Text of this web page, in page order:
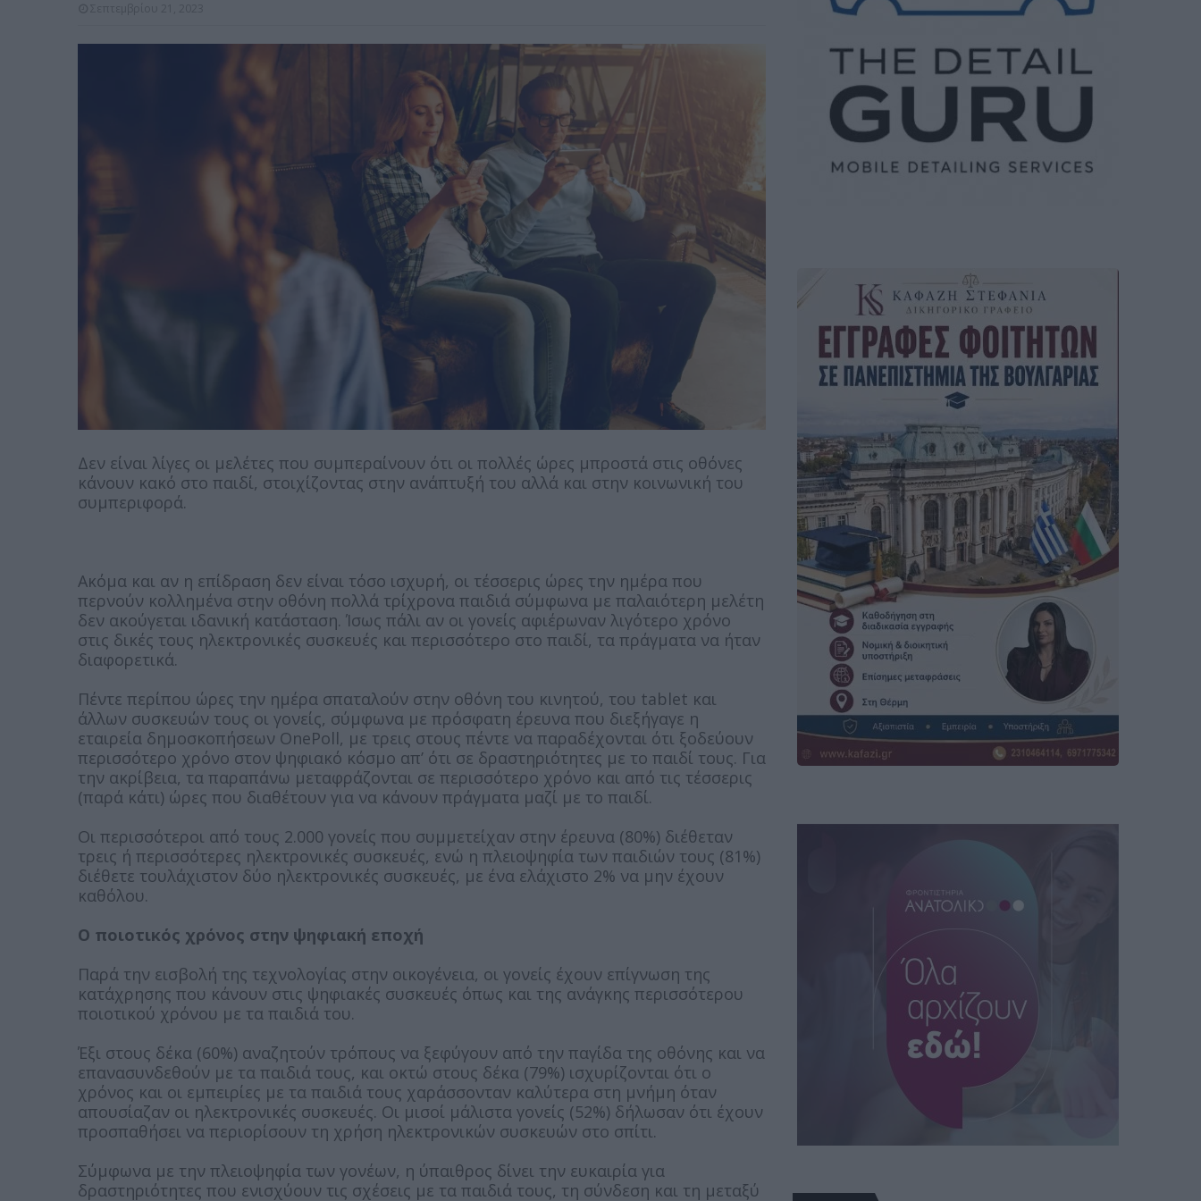
Δεν είναι λίγες οι μελέτες που συμπεραίνουν ότι οι πολλές ώρες μπροστά στις οθόνες
κάνουν κακό στο παιδί, στοιχίζοντας στην ανάπτυξή του αλλά και στην κοινωνική του
συμπεριφορά.
Ακόμα και αν η επίδραση δεν είναι τόσο ισχυρή, οι τέσσερις ώρες την ημέρα που
περνούν κολλημένα στην οθόνη πολλά τρίχρονα παιδιά σύμφωνα με παλαιότερη μελέτη
δεν ακούγεται ιδανική κατάσταση. Ίσως πάλι αν οι γονείς αφιέρωναν λιγότερο χρόνο
στις δικές τους ηλεκτρονικές συσκευές και περισσότερο στο παιδί, τα πράγματα να ήταν
διαφορετικά.
Πέντε περίπου ώρες την ημέρα σπαταλούν στην οθόνη του κινητού, του tablet και
άλλων συσκευών τους οι γονείς, σύμφωνα με πρόσφατη έρευνα που διεξήγαγε η
εταιρεία δημοσκοπήσεων OnePoll, με τρεις στους πέντε να παραδέχονται ότι ξοδεύουν
περισσότερο χρόνο στον ψηφιακό κόσμο απ’ ότι σε δραστηριότητες με το παιδί τους. Για
την ακρίβεια, τα παραπάνω μεταφράζονται σε περισσότερο χρόνο και από τις τέσσερις
(παρά κάτι) ώρες που διαθέτουν για να κάνουν πράγματα μαζί με το παιδί.
Οι περισσότεροι από τους 2.000 γονείς που συμμετείχαν στην έρευνα (80%) διέθεταν
τρεις ή περισσότερες ηλεκτρονικές συσκευές, ενώ η πλειοψηφία των παιδιών τους (81%)
διέθετε τουλάχιστον δύο ηλεκτρονικές συσκευές, με ένα ελάχιστο 2% να μην έχουν
καθόλου.
Ο ποιοτικός χρόνος στην ψηφιακή εποχή
Παρά την εισβολή της τεχνολογίας στην οικογένεια, οι γονείς έχουν επίγνωση της
κατάχρησης που κάνουν στις ψηφιακές συσκευές όπως και της ανάγκης περισσότερου
ποιοτικού χρόνου με τα παιδιά του.
Έξι στους δέκα (60%) αναζητούν τρόπους να ξεφύγουν από την παγίδα της οθόνης και να
επανασυνδεθούν με τα παιδιά τους, και οκτώ στους δέκα (79%) ισχυρίζονται ότι ο
χρόνος και οι εμπειρίες με τα παιδιά τους χαράσσονταν καλύτερα στη μνήμη όταν
απουσίαζαν οι ηλεκτρονικές συσκευές. Οι μισοί μάλιστα γονείς (52%) δήλωσαν ότι έχουν
προσπαθήσει να περιορίσουν τη χρήση ηλεκτρονικών συσκευών στο σπίτι.
Σύμφωνα με την πλειοψηφία των γονέων, η ύπαιθρος δίνει την ευκαιρία για
δραστηριότητες που ενισχύουν τις σχέσεις με τα παιδιά τους, τη σύνδεση και τη μεταξύ